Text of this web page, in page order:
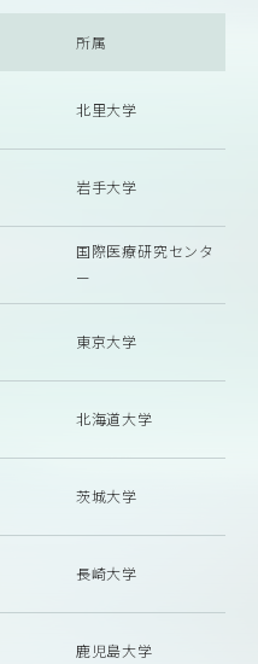
所属
北里大学
岩手大学
国際医療研究センタ
ー
東京大学
北海道大学
茨城大学
長崎大学
鹿児島大学